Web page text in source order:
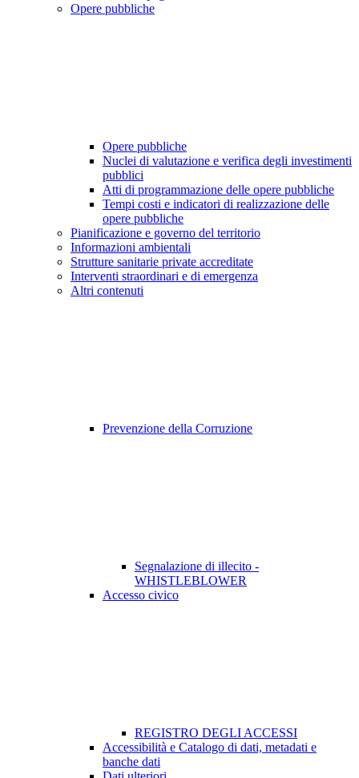
Opere pubbliche
Opere pubbliche
Nuclei di valutazione e verifica degli investimenti
pubblici
Atti di programmazione delle opere pubbliche
Tempi costi e indicatori di realizzazione delle
opere pubbliche
Pianificazione e governo del territorio
Informazioni ambientali
Strutture sanitarie private accreditate
Interventi straordinari e di emergenza
Altri contenuti
Prevenzione della Corruzione
Segnalazione di illecito -
WHISTLEBLOWER
Accesso civico
REGISTRO DEGLI ACCESSI
Accessibilità e Catalogo di dati, metadati e
banche dati